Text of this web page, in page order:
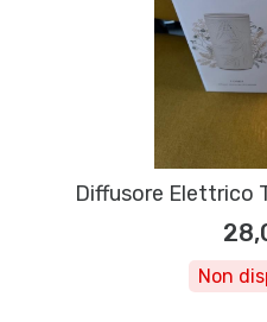
Diffusore Elettrico
Non